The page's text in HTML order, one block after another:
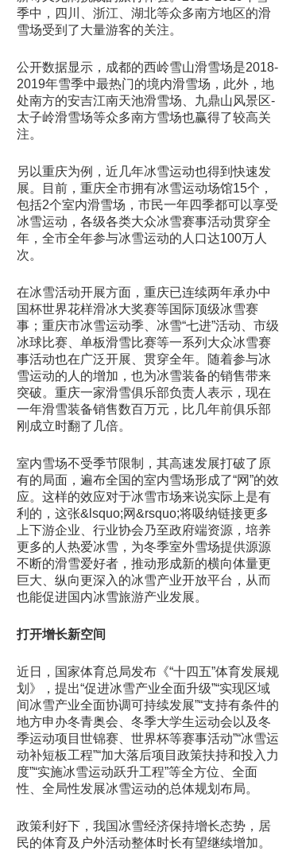
季中，四川、浙江、湖北等众多南方地区的滑
雪场受到了大量游客的关注。
公开数据显示，成都的西岭雪山滑雪场是2018-
2019年雪季中最热门的境内滑雪场，此外，地
处南方的安吉江南天池滑雪场、九鼎山风景区-
太子岭滑雪场等众多南方雪场也赢得了较高关
注。
另以重庆为例，近几年冰雪运动也得到快速发
展。目前，重庆全市拥有冰雪运动场馆15个，
包括2个室内滑雪场，市民一年四季都可以享受
冰雪运动，各级各类大众冰雪赛事活动贯穿全
年，全市全年参与冰雪运动的人口达100万人
次。
在冰雪活动开展方面，重庆已连续两年承办中
国杯世界花样滑冰大奖赛等国际顶级冰雪赛
事；重庆市冰雪运动季、冰雪“七进”活动、市级
冰球比赛、单板滑雪比赛等一系列大众冰雪赛
事活动也在广泛开展、贯穿全年。随着参与冰
雪运动的人的增加，也为冰雪装备的销售带来
突破。重庆一家滑雪俱乐部负责人表示，现在
一年滑雪装备销售数百万元，比几年前俱乐部
刚成立时翻了几倍。
室内雪场不受季节限制，其高速发展打破了原
有的局面，遍布全国的室内雪场形成了“网”的效
应。这样的效应对于冰雪市场来说实际上是有
利的，这张&lsquo;网&rsquo;将吸纳链接更多
上下游企业、行业协会乃至政府端资源，培养
更多的人热爱冰雪，为冬季室外雪场提供源源
不断的滑雪爱好者，推动形成新的横向体量更
巨大、纵向更深入的冰雪产业开放平台，从而
也能促进国内冰雪旅游产业发展。
打开增长新空间
近日，国家体育总局发布《“十四五”体育发展规
划》，提出“促进冰雪产业全面升级”“实现区域
间冰雪产业全面协调可持续发展”“支持有条件的
地方申办冬青奥会、冬季大学生运动会以及冬
季运动项目世锦赛、世界杯等赛事活动”“冰雪运
动补短板工程”“加大落后项目政策扶持和投入力
度”“实施冰雪运动跃升工程”等全方位、全面
性、全局性发展冰雪运动的总体规划布局。
政策利好下，我国冰雪经济保持增长态势，居
民的体育及户外活动整体时长有望继续增加。